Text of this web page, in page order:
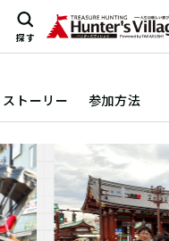
探す
ストーリー 参加方法